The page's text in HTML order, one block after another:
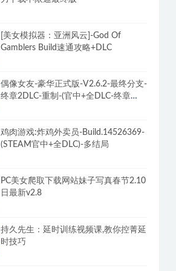
[美女模拟器：亚洲风云]-God Of
Gamblers Build速通攻略+DLC
偶像女友-豪华正式版-V2.6.2-最终分支-
终章2DLC-重制-(官中+全DLC-终章
鸡肉游戏:炸鸡外卖员-Build.14526369-
(STEAM官中+全DLC)-多结局
PC美女爬取下载网站妹子写真春节2.10
日最新v2.8
持久先生：延时训练视频课,教你控菁延
时技巧